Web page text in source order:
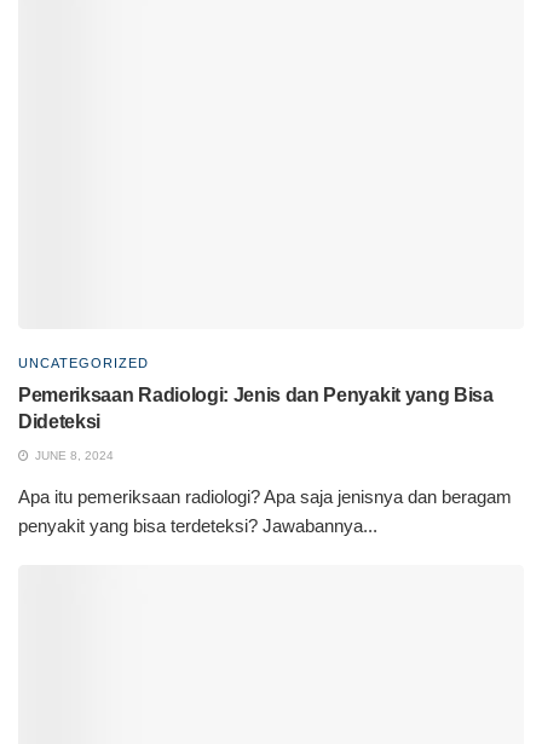
UNCATEGORIZED
Pemeriksaan Radiologi: Jenis dan Penyakit yang Bisa
Dideteksi
JUNE 8, 2024
Apa itu pemeriksaan radiologi? Apa saja jenisnya dan beragam
penyakit yang bisa terdeteksi? Jawabannya...